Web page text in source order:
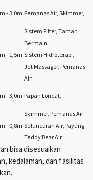
- 3,0m Pemanas Air, Skimmer,
Sistem Filter, Taman
Bermain
- 1,5m Sistem Hidroterapi,
Jet Massager, Pemanas
Air
- 3,0m Papan Loncat,
Skimmer, Pemanas Air
- 0,8m Seluncuran Air, Payung
Teddy Bear Air
bisa disesuaikan
kedalaman, dan fasilitas